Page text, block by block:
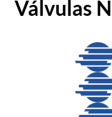
Válvulas